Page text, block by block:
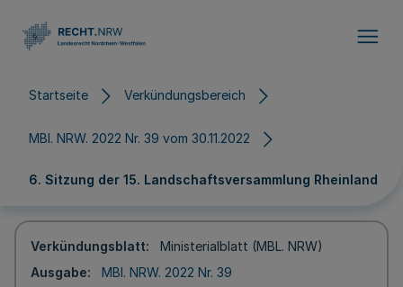
Startseite Verkündungsbereich
MBl. NRW. 2022 Nr. 39 vom 30.11.2022
6. Sitzung der 15. Landschaftsversammlung Rheinland
Verkündungsblatt
Ministerialblatt (MBL. NRW)
Ausgabe
MBl. NRW. 2022 Nr. 39